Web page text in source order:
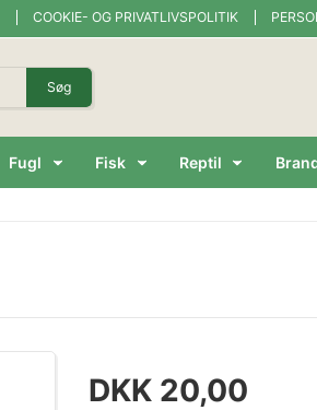
COOKIE- OG PRIVATLIVSPOLITIK
Søg
Fugl Fisk Reptil
DKK 20,00